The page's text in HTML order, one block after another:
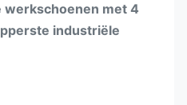
werkschoenen met 4
industriële